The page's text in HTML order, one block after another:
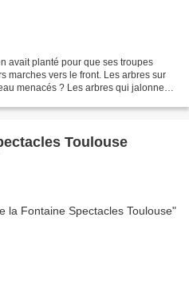
avait planté pour que ses troupes
marches vers le front. Les arbres sur
menacés ? Les arbres qui jalonnent
Toulouse